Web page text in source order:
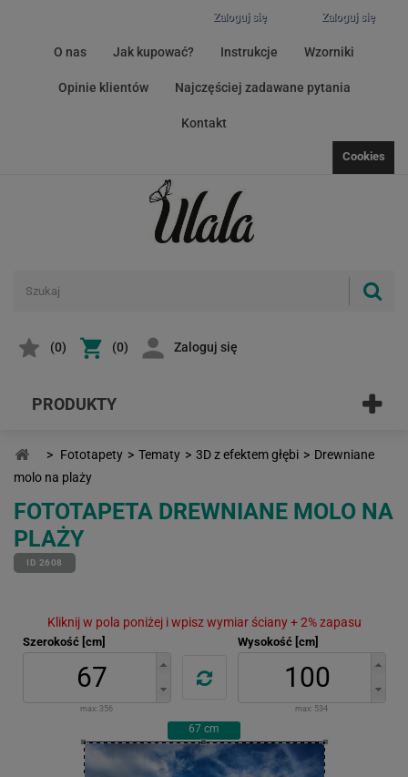
Zaloguj się
Zaloguj się
O nas Jak kupować? Instrukcje Wzorniki
Opinie klientów Najczęściej zadawane pytania
Kontakt
Cookies
(0) (0) Zaloguj się
PRODUKTY
> Fototapety > Tematy > 3D z efektem głębi > Drewniane
molo na plaży
FOTOTAPETA DREWNIANE MOLO NA
PLAŻY
ID 2608
Kliknij w pola poniżej i wpisz wymiar ściany + 2% zapasu
Szerokość [cm]
max: 356
Wysokość [cm]
max: 534
67 cm